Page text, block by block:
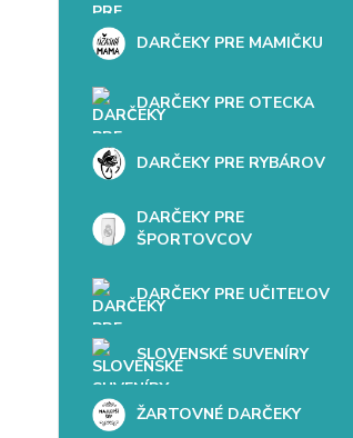
DARČEKY PRE MAMIČKU
DARČEKY PRE OTECKA
DARČEKY PRE RYBÁROV
DARČEKY PRE
ŠPORTOVCOV
DARČEKY PRE UČITEĽOV
SLOVENSKÉ SUVENÍRY
ŽARTOVNÉ DARČEKY